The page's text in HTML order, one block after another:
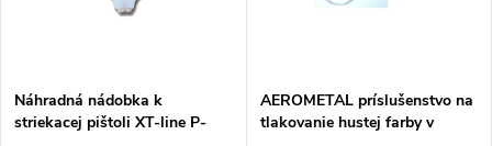
Náhradná nádobka k
striekacej pištoli XT-line P-
AEROMETAL príslušenstvo na
tlakovanie hustej farby v